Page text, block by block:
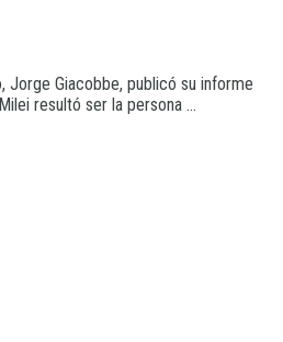
Jorge Giacobbe, publicó su informe
resultó ser la persona ...